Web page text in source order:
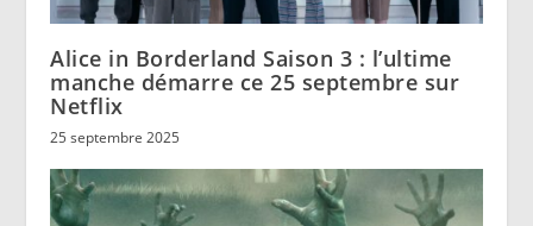
Alice in Borderland Saison 3 : l’ultime
manche démarre ce 25 septembre sur
Netflix
25 septembre 2025